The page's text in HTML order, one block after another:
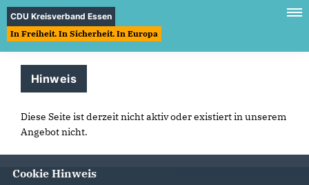
CDU Kreisverband Essen
In Freiheit. In Sicherheit. In Europa
Hinweis
Diese Seite ist derzeit nicht aktiv oder existiert in unserem
Angebot nicht.
Cookie Hinweis